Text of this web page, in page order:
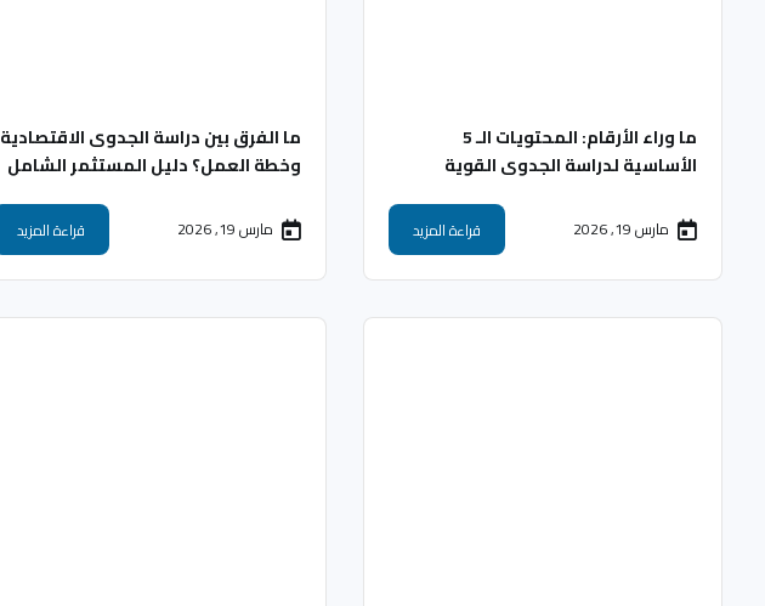
ما وراء الأرقام: المحتويات الـ 5
الأساسية لدراسة الجدوى القوية
مارس 19, 2026 قراءة المزيد
ما الفرق بين دراسة الجدوى الاقتصادية
وخطة العمل؟ دليل المستثمر الشامل
مارس 19, 2026 قراءة المزيد